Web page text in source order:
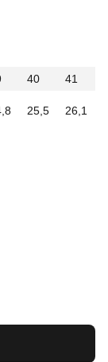
40
41
25,5 26,1